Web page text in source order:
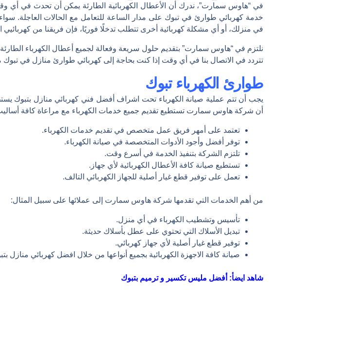
في “هاوس سمارت”، ندرك أن الأعطال الكهربائية الطارئة يمكن أن تحدث في
خدمة كهربائي طوارئ في تبوك على مدار الساعة للتعامل مع الحالات العاجلة. سواء
في منزلك، أو أي مشكلة كهربائية أخرى تتطلب تدخلًا فوريًا، فإن فريقنا من
نلتزم في “هاوس سمارت” بتقديم حلول سريعة وفعالة لجميع أعطال الكهرباء الطارئة
تتردد في الاتصال بنا في أي وقت إذا كنت بحاجة إلى كهربائي طوارئ منازل في تبوك
طوارئ الكهرباء تبوك
يجب أن تتم عملية صيانة الكهرباء تحت اشراف أفضل فني كهربائي منازل بتبوك
أن شركة هاوس سمارت تستطيع تقديم جميع خدمات الكهرباء مع مراعاة كافة
تعتمد على أمهر فريق عمل متخصص في تقديم خدمات الكهرباء.
توفر أفضل وأجود الأدوات المتخصصة في صيانة الكهرباء.
تلتزم الشركة بتنفيذ الخدمة في أسرع وقت.
تستطيع صيانة كافة الأعطال الكهربائية لأي جهاز.
تعمل على توفير قطع غيار أصلية للجهاز الكهربائي التالف.
من أهم الخدمات التي تقدمها شركة هاوس سمارت إلى عملائها على سبيل المثال:
تأسيس وتشطيب الكهرباء في أي منزل.
تبديل الأسلاك التي تحتوي على عطل بأسلاك حديثة.
توفير قطع غيار أصلية لأي جهاز كهربائي.
صيانة كافة الاجهزة الكهربائية بجميع أنواعها من خلال افضل كهربائي منازل
شاهد ايضأ: أفضل مليس تكسير و ترميم بتبوك